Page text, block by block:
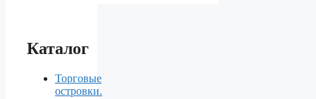
Каталог
Торговые
островки.